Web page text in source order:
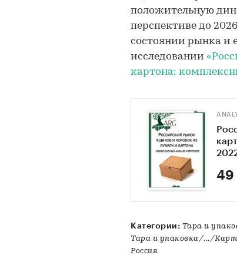
положительную
перспективе до
состоянии рынка и
исследовании
картона:
49
Категории: Тара и
Тара и упаковка/.../
Россия